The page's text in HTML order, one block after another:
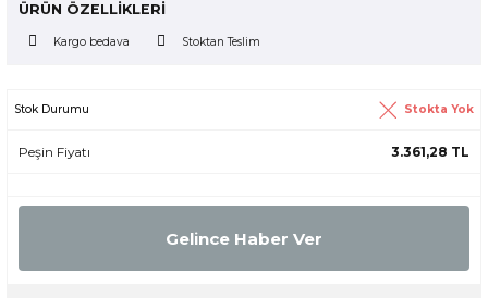
ÜRÜN ÖZELLİKLERİ
Kargo bedava Stoktan Teslim
Stok Durumu Stokta Yok
Peşin Fiyatı 3.361,28 TL
Gelince Haber Ver